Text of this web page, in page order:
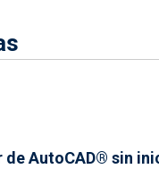
AutoCAD® sin